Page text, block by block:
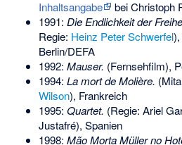
Inhaltsangabe
bei Christoph
1991: Die Endlichkeit der
Regie: Heinz Peter Schwerfel
Berlin/DEFA
1992: Mauser. (Fernsehfilm),
1994: La mort de Molière.
Wilson), Frankreich
1995: Quartet. (Regie: Ariel
Justafré), Spanien
1998: Mão Morta Müller no